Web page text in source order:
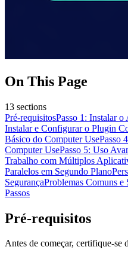
On This Page
13 sections
Pré-requisitosPasso 1: Instalar
Instalar e Configurar o Plugin
Básico do Computer UsePasso
Computer UsePasso 5: Uso
Trabalho com Múltiplos
Paralelos em Segundo Plano
SegurançaProblemas Comuns e
Passos
Pré-requisitos
Antes de começar, certifique-se